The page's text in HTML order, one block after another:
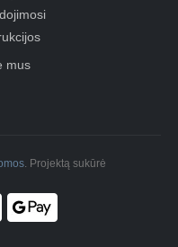
mus
. Projektą sukūrė